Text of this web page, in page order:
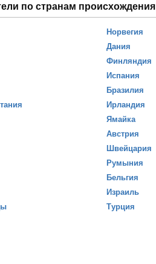
по странам происхождения
Норвегия
Дания
Финляндия
Испания
Бразилия
Ирландия
Ямайка
Австрия
Швейцария
Румыния
Бельгия
Израиль
Турция